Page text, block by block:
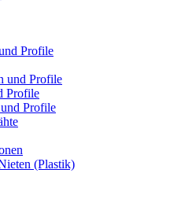
Profile
und Profile
Profile
Profile
(Plastik)